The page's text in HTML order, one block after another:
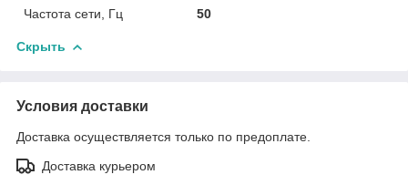
Частота сети, Гц
50
Скрыть
Условия доставки
Доставка осуществляется только по предоплате.
Доставка курьером